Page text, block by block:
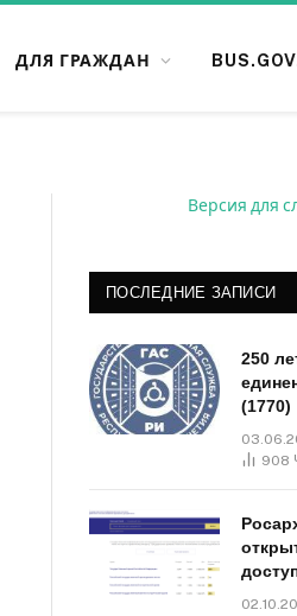
ДЛЯ ГРАЖДАН
Версия для
ПОСЛЕДНИЕ ЗАПИСИ
250
(1770)
908